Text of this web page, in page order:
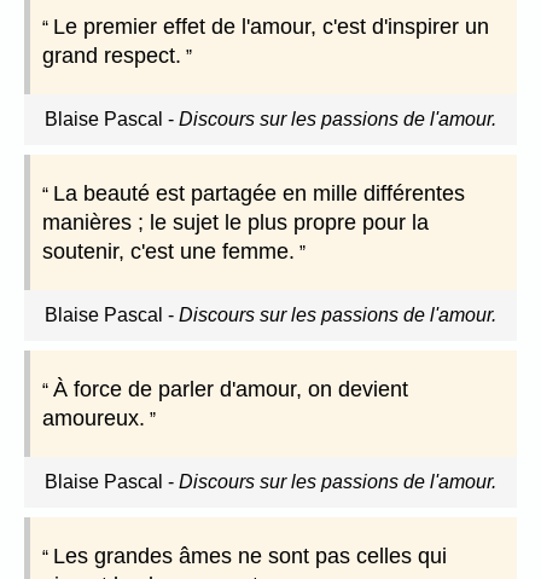
Le premier effet de l'amour, c'est d'inspirer un
grand respect.
Blaise Pascal - Discours sur les passions de l'amour.
La beauté est partagée en mille différentes
manières ; le sujet le plus propre pour la
soutenir, c'est une femme.
Blaise Pascal - Discours sur les passions de l'amour.
À force de parler d'amour, on devient
amoureux.
Blaise Pascal - Discours sur les passions de l'amour.
Les grandes âmes ne sont pas celles qui